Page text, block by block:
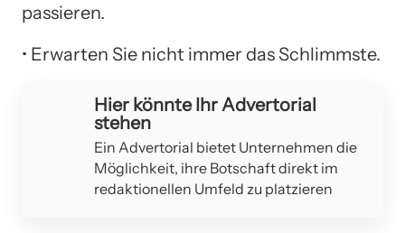
passieren.
• Erwarten Sie nicht immer das Schlimmste.
Hier könnte Ihr Advertorial
stehen
Ein Advertorial bietet Unternehmen die
Möglichkeit, ihre Botschaft direkt im
redaktionellen Umfeld zu platzieren